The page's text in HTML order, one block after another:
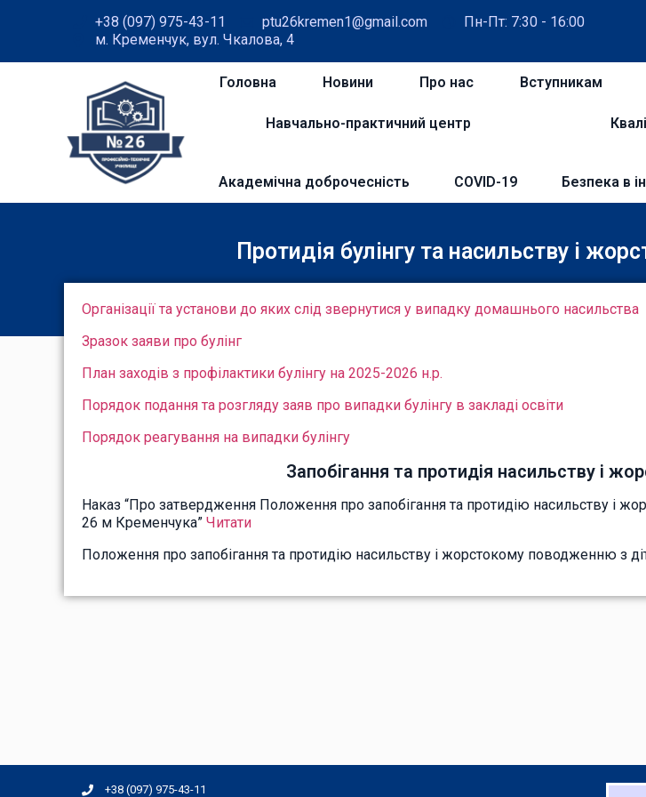
+38 (097) 975-43-11 ptu26kremen1@gmail.com
Пн-Пт: 7:30 - 16:00
м. Кременчук, вул. Чкалова, 4
Головна Новини Про нас Вступникам
Навчально-практичний центр
Академічна доброчесність COVID-19 Безпека в
Протидія булінгу та насильству і
Організації та установи до яких слід звернутися у випадку домашнього насильства
Зразок заяви про булінг
План заходів з профілактики булінгу на 2025-2026 н.р.
Порядок подання та розгляду заяв про випадки булінгу в закладі освіти
Порядок реагування на випадки булінгу
Запобігання та протидія насильству і
Наказ “Про затвердження Положення про запобігання та протидію насильству і
26 м Кременчука” Читати
Положення про запобігання та протидію насильству і жорстокому поводженню з
+38 (097) 975-43-11